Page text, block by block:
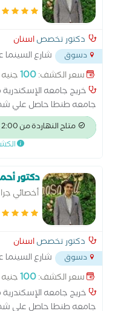
دكتور تخصصاسنان
دسوق شارع السينما
سعر الكشف:100جنيه
خريج جامعه الإسكندرية
جامعه طنطا حاصل علي
التجميلي عضو الجمعيه
الفم و جراحه اللثه و
متاح النهاردة من 2:00 مساءً
دكتور
أخصائي
دكتور تخصصاسنان
دسوق شارع السينما
سعر الكشف:100جنيه
خريج جامعه الإسكندرية
جامعه طنطا حاصل علي